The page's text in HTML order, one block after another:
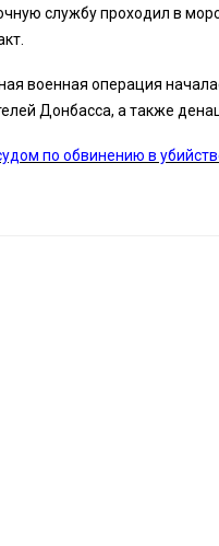
службу проходил в
военная операция
Донбасса, а также
по обвинению в